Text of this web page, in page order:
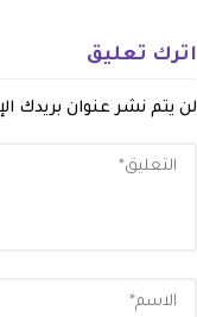
اترك تعليق
لن يتم نشر عنوان بريدك